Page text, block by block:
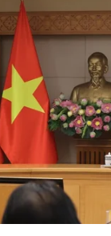
đảm trật tự
2019
Cảnh sát giao
thực hiện cao